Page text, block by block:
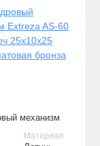
механизм
60 ключ-ключ
30) матовая
Материал